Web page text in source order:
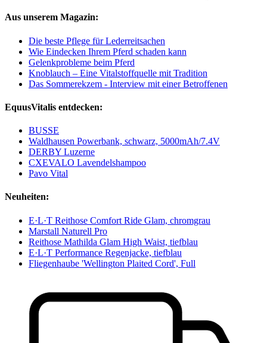
Aus unserem Magazin:
Die beste Pflege für Lederreitsachen
Wie Eindecken Ihrem Pferd schaden kann
Gelenkprobleme beim Pferd
Knoblauch – Eine Vitalstoffquelle mit Tradition
Das Sommerekzem - Interview mit einer Betroffenen
EquusVitalis entdecken:
BUSSE
Waldhausen Powerbank, schwarz, 5000mAh/7.4V
DERBY Luzerne
CXEVALO Lavendelshampoo
Pavo Vital
Neuheiten:
E·L·T Reithose Comfort Ride Glam, chromgrau
Marstall Naturell Pro
Reithose Mathilda Glam High Waist, tiefblau
E·L·T Performance Regenjacke, tiefblau
Fliegenhaube 'Wellington Plaited Cord', Full